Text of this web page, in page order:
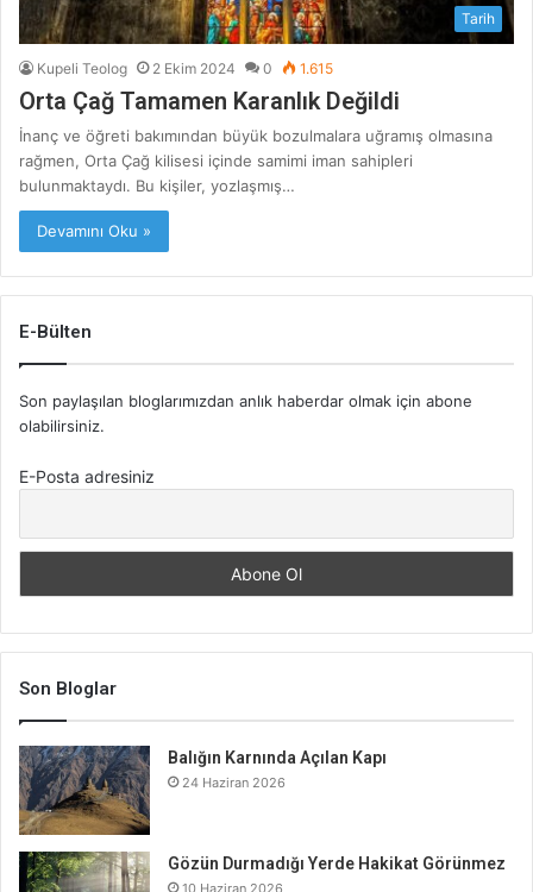
Tarih
Kupeli Teolog 2 Ekim 2024 0 1.615
Orta Çağ Tamamen Karanlık Değildi
İnanç ve öğreti bakımından büyük bozulmalara uğramış olmasına
rağmen, Orta Çağ kilisesi içinde samimi iman sahipleri
bulunmaktaydı. Bu kişiler, yozlaşmış…
Devamını Oku »
E-Bülten
Son paylaşılan bloglarımızdan anlık haberdar olmak için abone
olabilirsiniz.
E-Posta adresiniz
Son Bloglar
Balığın Karnında Açılan Kapı
24 Haziran 2026
Gözün Durmadığı Yerde Hakikat Görünmez